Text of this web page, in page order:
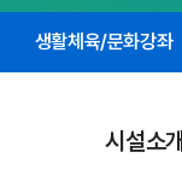
생활체육/문화강좌
시설소개